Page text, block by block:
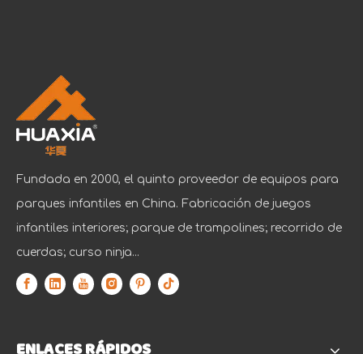
Fundada en 2000, el quinto proveedor de equipos para
parques infantiles en China. Fabricación de juegos
infantiles interiores; parque de trampolines; recorrido de
cuerdas; curso ninja...